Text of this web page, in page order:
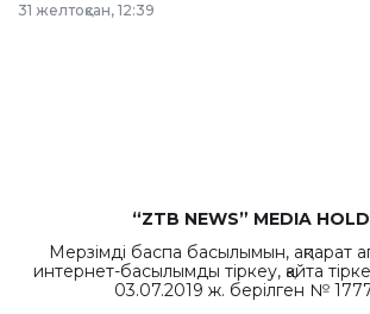
республиканского
31 желтоқсан, 12:39
“ZTB NEWS” MEDIA
Мерзімді баспа басылымын, ақпарат
интернет-басылымды тіркеу, қайта
03.07.2019 ж. берілген №